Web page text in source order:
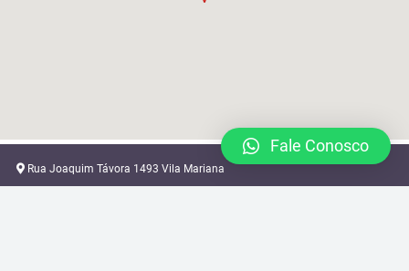
Rua Joaquim Távora 1493 Vila Mariana
Fale Conosco